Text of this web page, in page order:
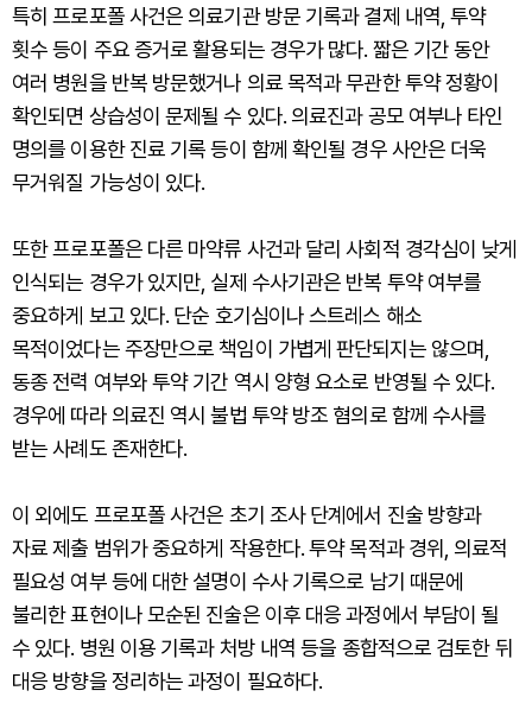
특히 프로포폴 사건은 의료기관 방문 기록과 결제 내역, 투약
횟수 등이 주요 증거로 활용되는 경우가 많다. 짧은 기간 동안
여러 병원을 반복 방문했거나 의료 목적과 무관한 투약 정황이
확인되면 상습성이 문제될 수 있다. 의료진과 공모 여부나 타인
명의를 이용한 진료 기록 등이 함께 확인될 경우 사안은 더욱
무거워질 가능성이 있다.
또한 프로포폴은 다른 마약류 사건과 달리 사회적 경각심이 낮게
인식되는 경우가 있지만, 실제 수사기관은 반복 투약 여부를
중요하게 보고 있다. 단순 호기심이나 스트레스 해소
목적이었다는 주장만으로 책임이 가볍게 판단되지는 않으며,
동종 전력 여부와 투약 기간 역시 양형 요소로 반영될 수 있다.
경우에 따라 의료진 역시 불법 투약 방조 혐의로 함께 수사를
받는 사례도 존재한다.
이 외에도 프로포폴 사건은 초기 조사 단계에서 진술 방향과
자료 제출 범위가 중요하게 작용한다. 투약 목적과 경위, 의료적
필요성 여부 등에 대한 설명이 수사 기록으로 남기 때문에
불리한 표현이나 모순된 진술은 이후 대응 과정에서 부담이 될
수 있다. 병원 이용 기록과 처방 내역 등을 종합적으로 검토한 뒤
대응 방향을 정리하는 과정이 필요하다.